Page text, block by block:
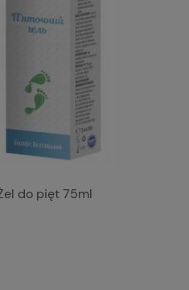
do pięt 75ml